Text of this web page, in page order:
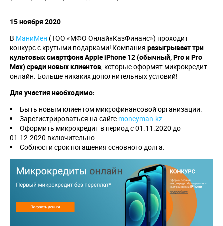
15 ноября 2020
В МаниМен (ТОО «МФО ОнлайнКазФинанс») проходит
конкурс с крутыми подарками! Компания разыгрывает три
культовых смартфонаAppleiPhone12 (обычный,ProиPro
Max) среди новых клиентов, которые оформят микрокредит
онлайн. Больше никаких дополнительных условий!
Для участия необходимо:
Быть новым клиентом микрофинансовой организации.
Зарегистрироваться на сайте moneyman.kz.
Оформить микрокредит в период с 01.11.2020 до
01.12.2020 включительно.
Соблюсти срок погашения основного долга.